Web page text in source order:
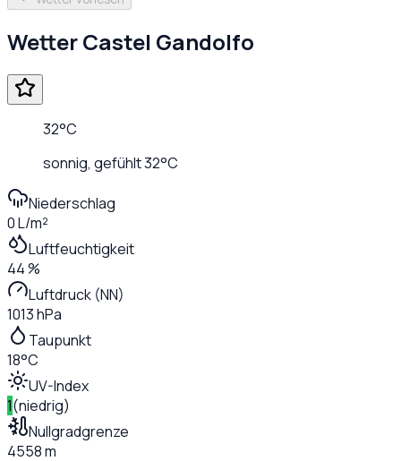
WetterCastel Gandolfo
32°C
sonnig, gefühlt32°C
Niederschlag
0 L/m²
Luftfeuchtigkeit
44 %
Luftdruck (NN)
1013 hPa
Taupunkt
18°C
UV-Index
1(niedrig)
Nullgradgrenze
4558 m